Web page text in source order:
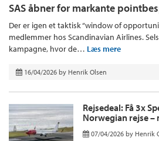
SAS åbner for markante
Der er igen et taktisk “window of
medlemmer hos Scandinavian Airlines.
kampagne, hvor de… Læs mere
16/04/2026 by Henrik Olsen
Rejsedeal: Få 3x
Norwegian rejse –
07/04/2026 by Henrik